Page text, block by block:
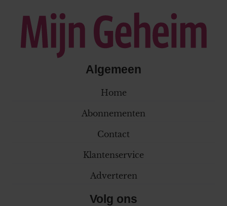
Algemeen
Home
Abonnementen
Contact
Klantenservice
Adverteren
Volg ons